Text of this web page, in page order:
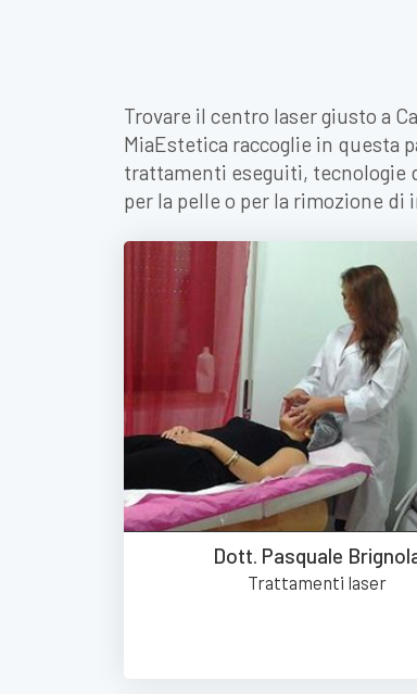
Trovare il centro laser giusto a
MiaEstetica raccoglie in questa
trattamenti eseguiti, tecnologie
per la pelle o per la rimozione
Dott. Pasquale
Trattamenti laser